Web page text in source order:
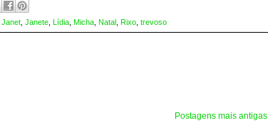
Janet, Janete, Lídia, Micha, Natal , Rixo, trevoso
Postagens mais antigas